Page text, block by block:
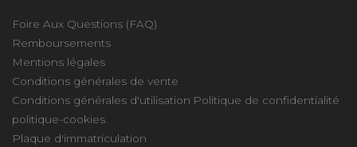
Foire Aux Questions (FAQ)
Remboursements
Mentions légales
Conditions générales de vente
Conditions générales d'utilisation Politique de confidentialité
politique-cookies
Plaque d'immatriculation